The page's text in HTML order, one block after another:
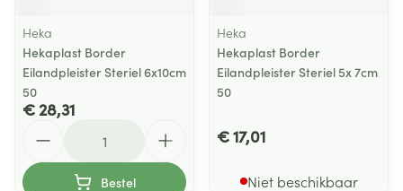
Heka
Hekaplast Border
Eilandpleister Steriel 6x10cm
50
€ 28,31
Bestel
Heka
Hekaplast Border
Eilandpleister Steriel 5x 7cm
50
€ 17,01
Niet beschikbaar